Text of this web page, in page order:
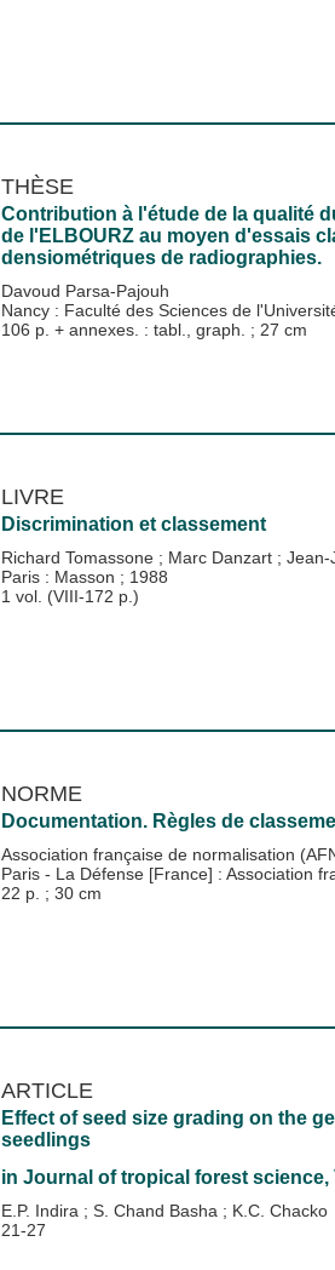
THÈSE
Contribution à l'étude de la qualité
de l'ELBOURZ au moyen d'essais
densiométriques de radiographies.
Davoud Parsa-Pajouh
Nancy : Faculté des Sciences de
106 p. + annexes. : tabl., graph. ; 27 cm
LIVRE
Discrimination et classement
Richard Tomassone ; Marc Danzart ; Jean-
Paris : Masson ; 1988
1 vol. (VIII-172 p.)
NORME
Documentation. Règles de
Association française de normalisation
Paris - La Défense [France] : Association
22 p. ; 30 cm
ARTICLE
Effect of seed size grading on the
seedlings
in Journal of tropical forest science,
E.P. Indira ; S. Chand Basha ; K.C. Chacko
21-27